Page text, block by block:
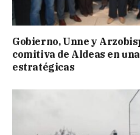
Gobierno, Unne y
comitiva de Aldeas en
estratégicas